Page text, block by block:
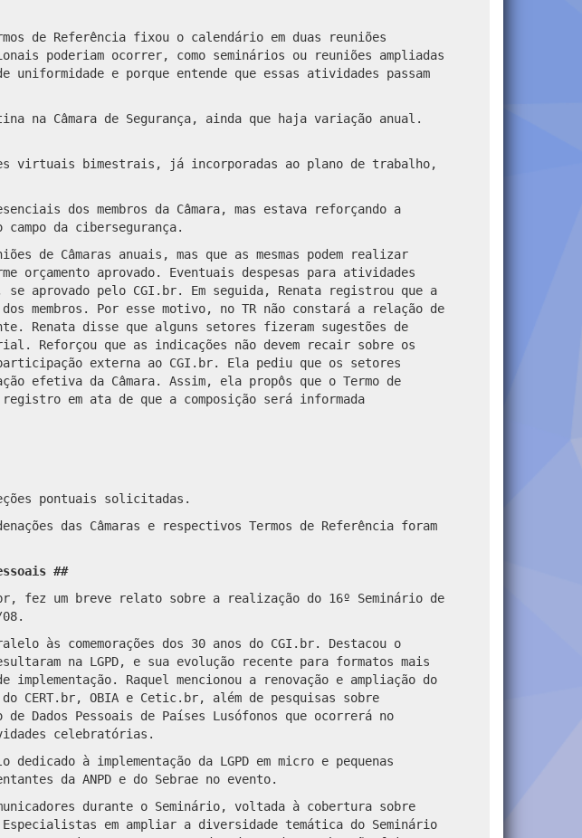
de Referência fixou o calendário em duas reuniões
poderiam ocorrer, como seminários ou reuniões ampliadas
uniformidade e porque entende que essas atividades passam
na Câmara de Segurança, ainda que haja variação anual.
virtuais bimestrais, já incorporadas ao plano de trabalho,
dos membros da Câmara, mas estava reforçando a
da cibersegurança.
de Câmaras anuais, mas que as mesmas podem realizar
orçamento aprovado. Eventuais despesas para atividades
aprovado pelo CGI.br. Em seguida, Renata registrou que a
membros. Por esse motivo, no TR não constará a relação de
Renata disse que alguns setores fizeram sugestões de
Reforçou que as indicações não devem recair sobre os
externa ao CGI.br. Ela pediu que os setores
efetiva da Câmara. Assim, ela propôs que o Termo de
em ata de que a composição será informada
pontuais solicitadas.
das Câmaras e respectivos Termos de Referência foram
##
fez um breve relato sobre a realização do 16º Seminário de
às comemorações dos 30 anos do CGI.br. Destacou o
na LGPD, e sua evolução recente para formatos mais
Raquel mencionou a renovação e ampliação do
CERT.br, OBIA e Cetic.br, além de pesquisas sobre
Dados Pessoais de Países Lusófonos que ocorrerá no
celebratórias.
à implementação da LGPD em micro e pequenas
da ANPD e do Sebrae no evento.
durante o Seminário, voltada à cobertura sobre
em ampliar a diversidade temática do Seminário